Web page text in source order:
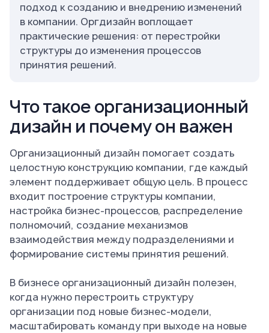
подход к созданию и внедрению изменений
в компании. Оргдизайн воплощает
практические решения: от перестройки
структуры до изменения процессов
принятия решений.
Что такое организационный
дизайн и почему он важен
Организационный дизайн помогает создать
целостную конструкцию компании, где каждый
элемент поддерживает общую цель. В процесс
входит построение структуры компании,
настройка бизнес-процессов, распределение
полномочий, создание механизмов
взаимодействия между подразделениями и
формирование системы принятия решений.
В бизнесе организационный дизайн полезен,
когда нужно перестроить структуру
организации под новые бизнес-модели,
масштабировать команду при выходе на новые